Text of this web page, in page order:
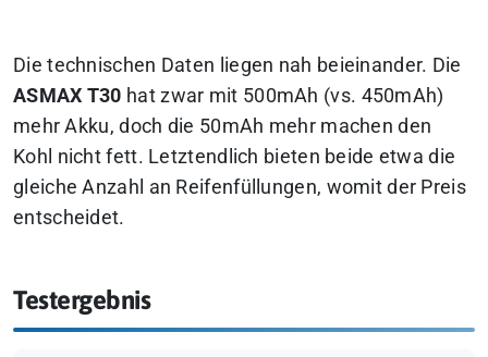
Die technischen Daten liegen nah beieinander. Die
ASMAX T30 hat zwar mit 500mAh (vs. 450mAh)
mehr Akku, doch die 50mAh mehr machen den
Kohl nicht fett. Letztendlich bieten beide etwa die
gleiche Anzahl an Reifenfüllungen, womit der Preis
entscheidet.
Testergebnis